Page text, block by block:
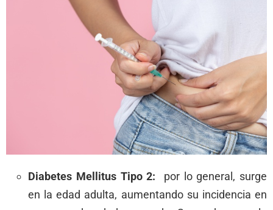
Diabetes Mellitus Tipo 2: por lo general, surge
en la edad adulta, aumentando su incidencia en